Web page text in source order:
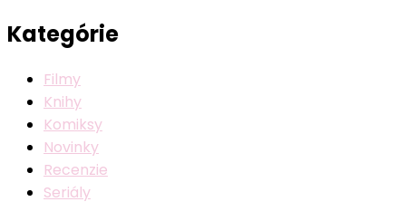
Kategórie
Filmy
Knihy
Komiksy
Novinky
Recenzie
Seriály